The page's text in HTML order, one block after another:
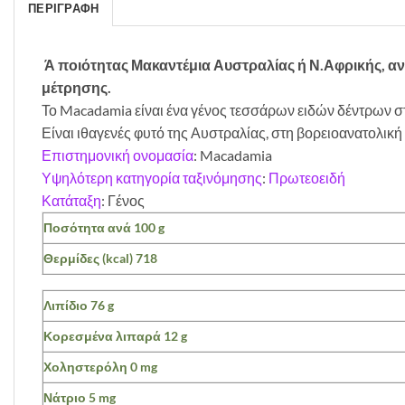
ΠΕΡΙΓΡΑΦΉ
Ά ποιότητας Μακαντέμια Αυστραλίας ή Ν.Αφρικής,
μέτρησης.
Το Macadamia είναι ένα γένος τεσσάρων ειδών
Είναι ιθαγενές φυτό της Αυστραλίας, στη
Επιστημονική ονομασία: Macadamia
Υψηλότερη κατηγορία ταξινόμησης: Πρωτεοειδή
Κατάταξη: Γένος
Ποσότητα ανά 100 g
Θερμίδες (kcal)718
Λιπίδιο 76 g
Κορεσμένα λιπαρά 12 g
Χοληστερόλη 0 mg
Νάτριο 5 mg